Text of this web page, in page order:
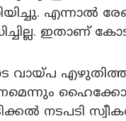
എന്നാൽ
ഇതാണ്
വായ്പ
നടപടി